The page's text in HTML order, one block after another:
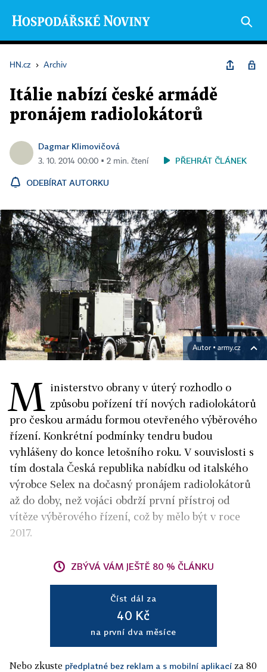
HN.cz › Archiv
Itálie nabízí české armádě
pronájem radiolokátorů
Dagmar Klimovičová
3. 10. 2014 00:00 ▪ 2 min. čtení PŘEHRÁT ČLÁNEK
ODEBÍRAT AUTORKU
Autor ▪ army.cz
M inisterstvo obrany v úterý rozhodlo o
způsobu pořízení tří nových radiolokátorů
pro českou armádu formou otevřeného výběrového
řízení. Konkrétní podmínky tendru budou
vyhlášeny do konce letošního roku. V souvislosti s
tím dostala Česká republika nabídku od italského
výrobce Selex na dočasný pronájem radiolokátorů
až do doby, než vojáci obdrží první přístroj od
vítěze výběrového řízení, což by mělo být v roce
2017.
ZBÝVÁ VÁM JEŠTĚ 80 % ČLÁNKU
Číst dál za
40 Kč
na první dva měsíce
Nebo zkuste předplatné bez reklam a s mobilní aplikací za 80